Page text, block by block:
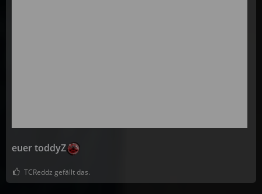
euer toddyZ
TCReddz gefällt das.